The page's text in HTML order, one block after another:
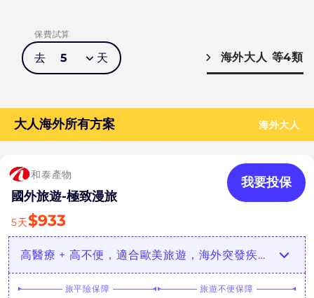
保費試算
去 5 天 海外大人 等4類
大人海外所有方案 海外大人
和泰產物
國外旅遊-極致漫旅
我要投保
5天$933
高醫療 + 高不便，適合歐美旅遊，海外突發疾病特定地區增額最高3倍
旅平險保障 旅遊不便保障